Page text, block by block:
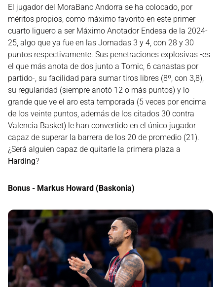
El jugador del MoraBanc Andorra se ha colocado, por
méritos propios, como máximo favorito en este primer
cuarto liguero a ser Máximo Anotador Endesa de la 2024-
25, algo que ya fue en las Jornadas 3 y 4, con 28 y 30
puntos respectivamente. Sus penetraciones explosivas -es
el que más anota de dos junto a Tomic, 6 canastas por
partido-, su facilidad para sumar tiros libres (8º, con 3,8),
su regularidad (siempre anotó 12 o más puntos) y lo
grande que ve el aro esta temporada (5 veces por encima
de los veinte puntos, además de los citados 30 contra
Valencia Basket) le han convertido en el único jugador
capaz de superar la barrera de los 20 de promedio (21).
¿Será alguien capaz de quitarle la primera plaza a
Harding?
Bonus - Markus Howard (Baskonia)